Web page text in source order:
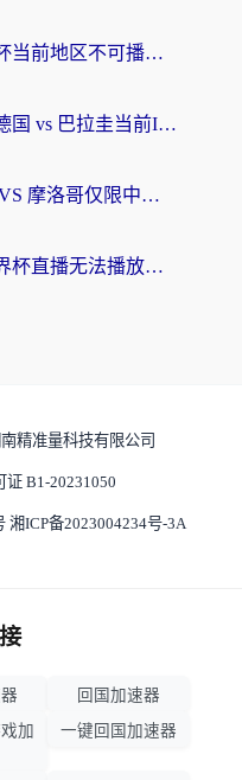
在加拿大看抖音世界杯当前地区不可播放？海外党体育观赛终极指南
在海外看世界杯直播德国 vs 巴拉圭当前IP受限制？这篇指南帮你轻松解决地区限制
在国外看世界杯法国 VS 摩洛哥仅限中国大陆？别让地域限制拦下你的欢呼
在澳大利亚看抖音世界杯直播无法播放？海外党体育观赛终极指南来了！
精准量科技有限公司
证 B1-20231050
湘ICP备2023004234号-3A
回国加速器
加
一键回国加速器